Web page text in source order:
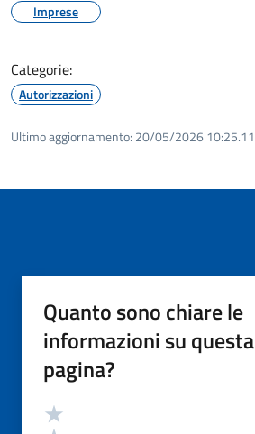
Imprese
Categorie:
Autorizzazioni
Ultimo aggiornamento: 20/05/2026 10:25.11
Quanto sono chiare le
informazioni su questa
pagina?
Valutazione